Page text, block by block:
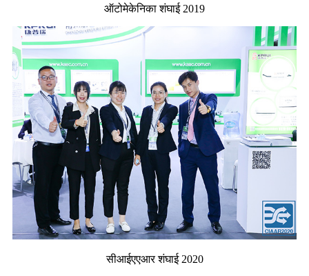
ऑटोमेकेनिका शंघाई 2019
सीआईएएआर शंघाई 2020